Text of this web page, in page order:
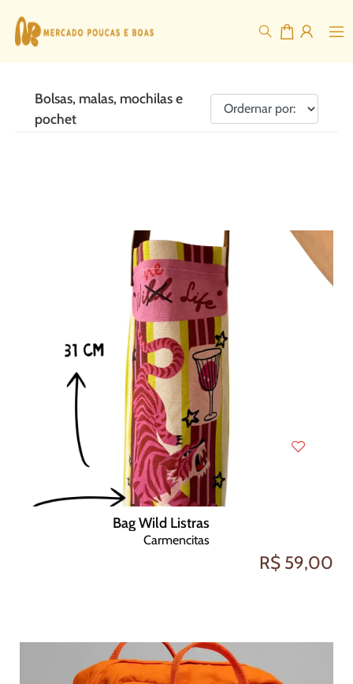
Bolsas, malas, mochilas e
pochet
Bag Wild Listras
Carmencitas
R$ 59,00